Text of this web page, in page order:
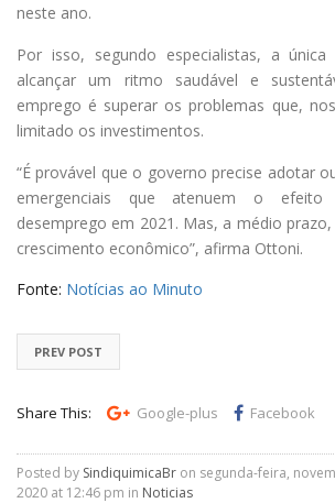
neste ano.
Por isso, segundo especialistas, a
alcançar um ritmo saudável e
emprego é superar os problemas que,
limitado os investimentos.
“É provável que o governo precise adotar
emergenciais que atenuem o
desemprego em 2021. Mas, a médio
crescimento econômico”, afirma Ottoni.
Fonte: Notícias ao Minuto
PREV POST
Share This: Google-plus Facebook
Posted by SindiquimicaBr on segunda-feira,
2020 at 12:46 pm in Noticias